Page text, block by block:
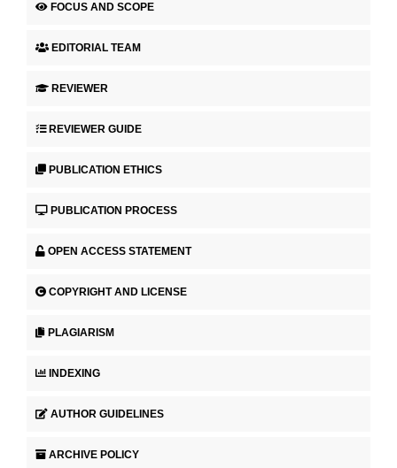
FOCUS AND SCOPE
EDITORIAL TEAM
REVIEWER
REVIEWER GUIDE
PUBLICATION ETHICS
PUBLICATION PROCESS
OPEN ACCESS STATEMENT
COPYRIGHT AND LICENSE
PLAGIARISM
INDEXING
AUTHOR GUIDELINES
ARCHIVE POLICY